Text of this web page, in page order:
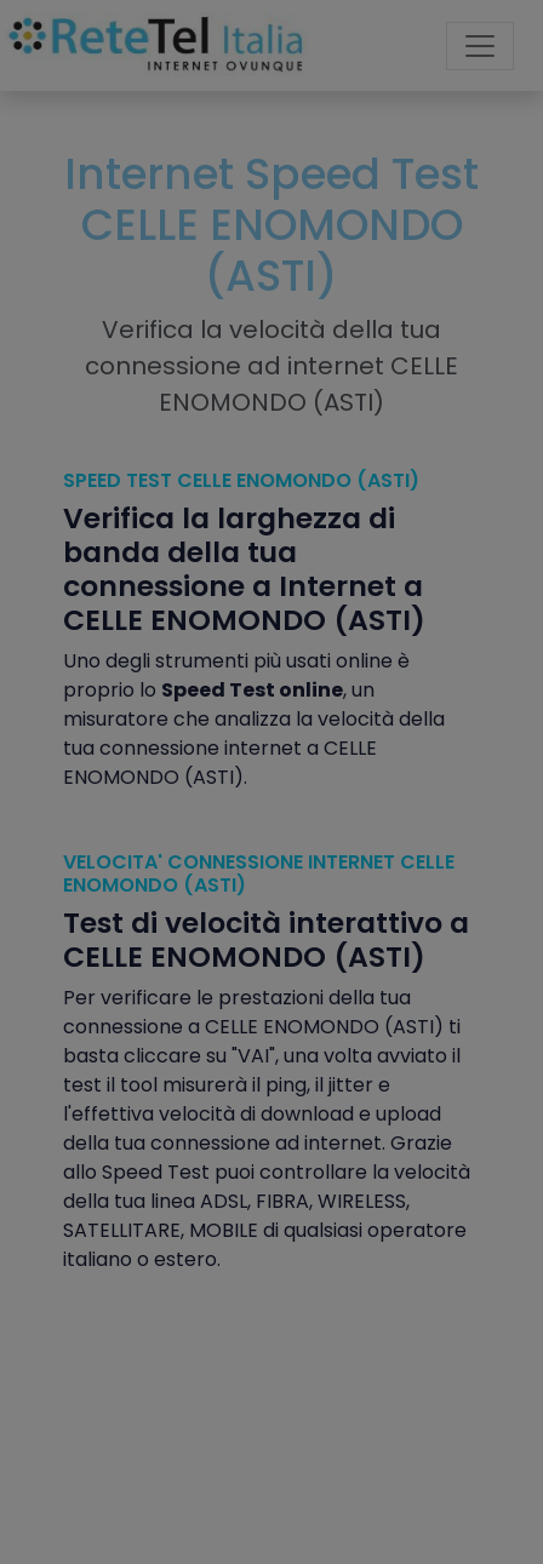
Internet Speed Test
CELLE ENOMONDO
(ASTI)
Verifica la velocità della tua
connessione ad internet CELLE
ENOMONDO (ASTI)
SPEED TEST CELLE ENOMONDO (ASTI)
Verifica la larghezza di
banda della tua
connessione a Internet a
CELLE ENOMONDO (ASTI)
Uno degli strumenti più usati online è
proprio lo Speed Test online, un
misuratore che analizza la velocità della
tua connessione internet a CELLE
ENOMONDO (ASTI).
VELOCITA' CONNESSIONE INTERNET CELLE
ENOMONDO (ASTI)
Test di velocità interattivo a
CELLE ENOMONDO (ASTI)
Per verificare le prestazioni della tua
connessione a CELLE ENOMONDO (ASTI) ti
basta cliccare su "VAI", una volta avviato il
test il tool misurerà il ping, il jitter e
l'effettiva velocità di download e upload
della tua connessione ad internet. Grazie
allo Speed Test puoi controllare la velocità
della tua linea ADSL, FIBRA, WIRELESS,
SATELLITARE, MOBILE di qualsiasi operatore
italiano o estero.